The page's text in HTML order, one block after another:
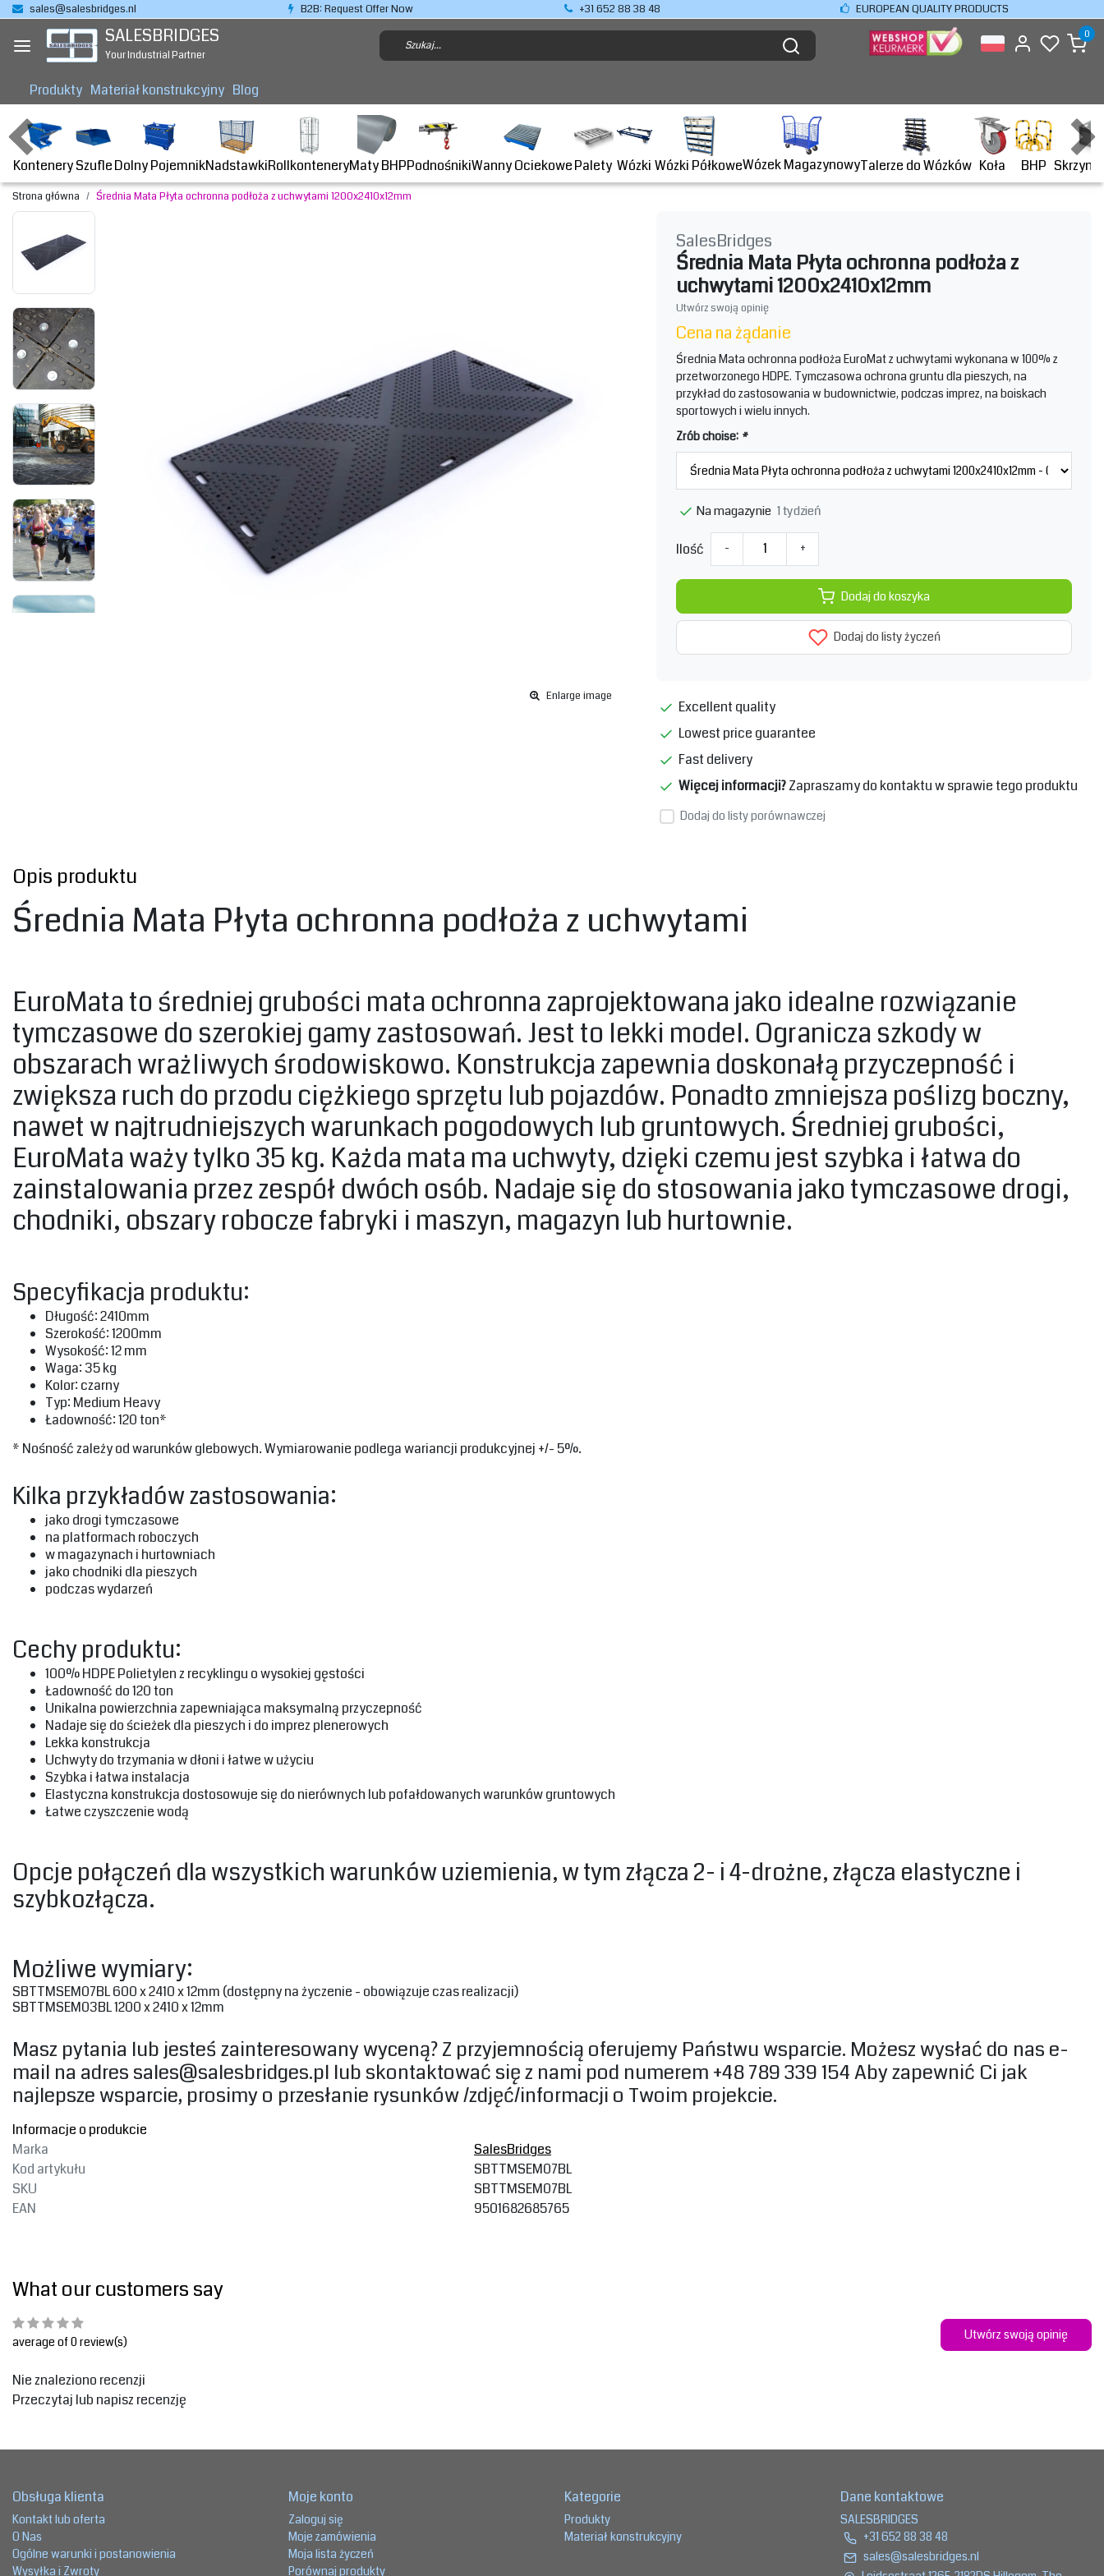
sales@salesbridges.nl B2B: Request Offer Now +31 652 88 38 48 EUROPEAN QUALITY PRODUCTS
SALESBRIDGES
Your Industrial Partner
0
Produkty Materiał konstrukcyjny Blog
KontenerySzufleDolny PojemnikNadstawkiRollkonteneryMaty BHPPodnośnikiWanny OciekowePalety Wózki Wózki PółkoweWózek MagazynowyTalerze do Wózków Koła BHP
Strona główna Średnia Mata Płyta ochronna podłoża z uchwytami 1200x2410x12mm
Enlarge image
SalesBridges
Średnia Mata Płyta ochronna podłoża z
uchwytami 1200x2410x12mm
Utwórz swoją opinię
Cena na żądanie
Średnia Mata ochronna podłoża EuroMat z uchwytami wykonana w 100% z
przetworzonego HDPE. Tymczasowa ochrona gruntu dla pieszych, na
przykład do zastosowania w budownictwie, podczas imprez, na boiskach
sportowych i wielu innych.
Zrób choise: *
Na magazynie 1 tydzień
Ilość - +
Dodaj do koszyka
Dodaj do listy życzeń
Excellent quality
Lowest price guarantee
Fast delivery
Więcej informacji?Zapraszamy do kontaktu w sprawie tego produktu
Dodaj do listy porównawczej
Opis produktu
Średnia Mata Płyta ochronna podłoża z uchwytami
‎EuroMata to średniej grubości mata ochronna zaprojektowana jako idealne rozwiązanie
tymczasowe do szerokiej gamy zastosowań. Jest to lekki model. Ogranicza szkody w
obszarach wrażliwych środowiskowo. Konstrukcja zapewnia doskonałą przyczepność i
zwiększa ruch do przodu ciężkiego sprzętu lub pojazdów. Ponadto zmniejsza poślizg boczny,
nawet w najtrudniejszych warunkach pogodowych lub gruntowych. Średniej grubości,
EuroMata waży tylko 35 kg. Każda mata ma uchwyty, dzięki czemu jest szybka i łatwa do
zainstalowania przez zespół dwóch osób. Nadaje się do stosowania jako tymczasowe drogi,
chodniki, obszary robocze fabryki i maszyn, magazyn lub hurtownie.‎
‎Specyfikacja produktu:‎
‎Długość: 2410mm‎
‎Szerokość: 1200mm‎
‎Wysokość: 12 mm‎
‎Waga: 35 kg‎
‎Kolor: czarny‎
‎Typ: Medium Heavy
‎Ładowność: 120 ton*
‎* Nośność zależy od warunków glebowych. Wymiarowanie podlega wariancji produkcyjnej +/- 5%.‎
‎Kilka przykładów zastosowania:‎
‎jako drogi tymczasowe‎
‎na platformach roboczych‎
‎w magazynach i hurtowniach
‎jako chodniki dla pieszych‎
‎podczas wydarzeń‎
‎Cechy produktu:‎
‎100% HDPE Polietylen z recyklingu o wysokiej gęstości‎
‎Ładowność do 120 ton‎
‎Unikalna powierzchnia zapewniająca maksymalną przyczepność‎
‎Nadaje się do ścieżek dla pieszych i do imprez plenerowych‎
‎Lekka konstrukcja‎
Uchwyty do trzymania w dłoni i łatwe w użyciu
‎Szybka i łatwa instalacja‎
‎Elastyczna konstrukcja dostosowuje się do nierównych lub pofałdowanych warunków gruntowych‎
‎Łatwe czyszczenie wodą‎
‎Opcje połączeń dla wszystkich warunków uziemienia, w tym złącza 2- i 4-drożne, złącza elastyczne i
szybkozłącza.‎
‎Możliwe wymiary:‎
SBTTMSEM07BL 600 x 2410 x 12mm (dostępny na życzenie - obowiązuje czas realizacji)‎
SBTTMSEM03BL 1200 x 2410 x 12mm
‎Masz pytania lub jesteś zainteresowany wyceną? Z przyjemnością oferujemy Państwu wsparcie. Możesz wysłać do nas e-
mail na adres sales@salesbridges.pl lub skontaktować się z nami pod numerem +48 789 339 154 Aby zapewnić Ci jak
najlepsze wsparcie, prosimy o przesłanie rysunków /zdjęć/informacji o Twoim projekcie.‎
Informacje o produkcie
Marka
SalesBridges
Kod artykułu
SBTTMSEM07BL
SKU
SBTTMSEM07BL
EAN
9501682685765
What our customers say
average of 0 review(s) Utwórz swoją opinię
Nie znaleziono recenzji
Przeczytaj lub napisz recenzję
Obsługa klienta
Kontakt lub oferta
O Nas
Ogólne warunki i postanowienia
Wysyłka i Zwroty
Moje konto
Zaloguj się
Moje zamówienia
Moja lista życzeń
Porównaj produkty
Kategorie
Produkty
Materiał konstrukcyjny
Dane kontaktowe
SALESBRIDGES
+31 652 88 38 48
sales@salesbridges.nl